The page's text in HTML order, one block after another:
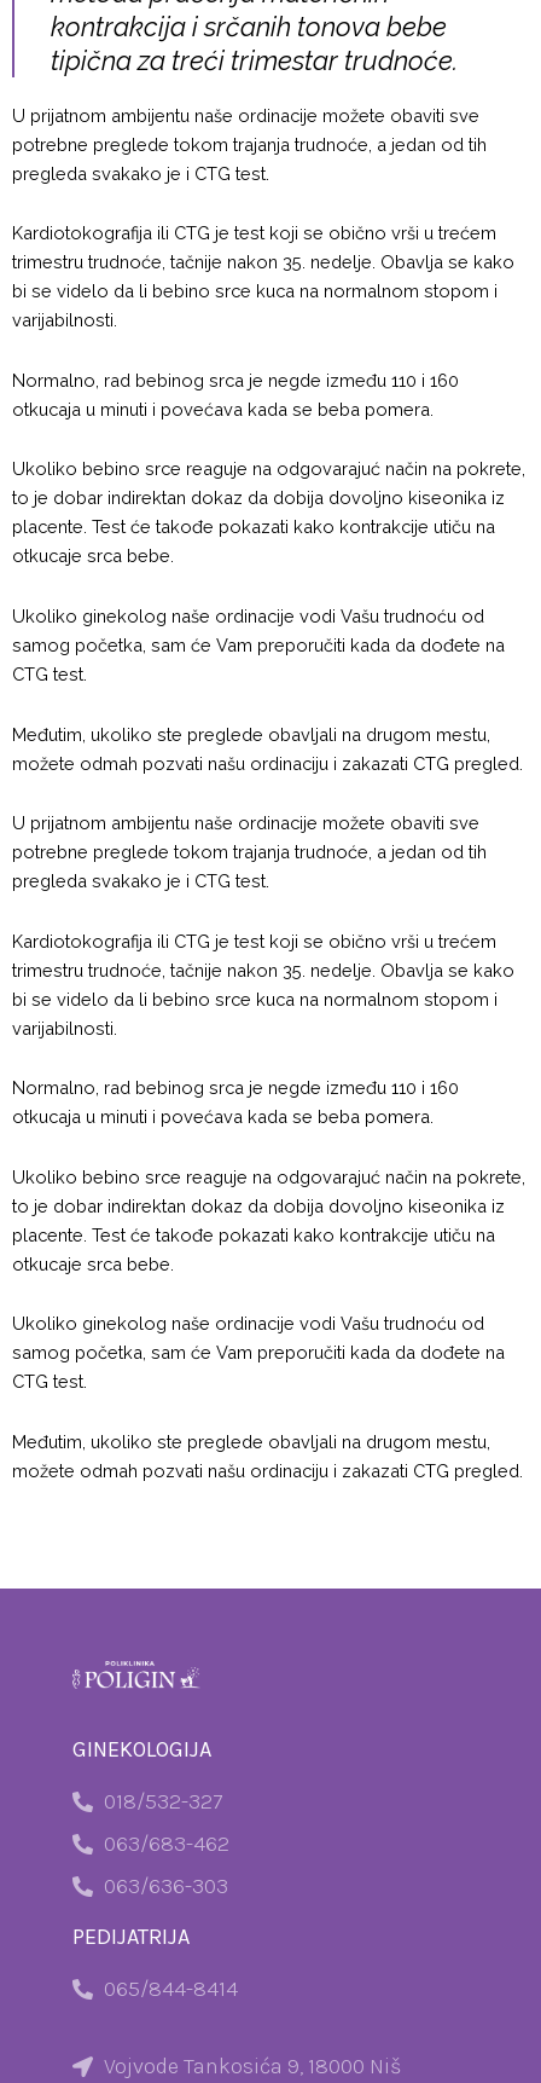
kontrakcija i srčanih tonova bebe
tipična za treći trimestar trudnoće.
U prijatnom ambijentu naše ordinacije možete obaviti sve
potrebne preglede tokom trajanja trudnoće, a jedan od tih
pregleda svakako je i CTG test.
Kardiotokografija ili CTG je test koji se obično vrši u trećem
trimestru trudnoće, tačnije nakon 35. nedelje. Obavlja se kako
bi se videlo da li bebino srce kuca na normalnom stopom i
varijabilnosti.
Normalno, rad bebinog srca je negde između 110 i 160
otkucaja u minuti i povećava kada se beba pomera.
Ukoliko bebino srce reaguje na odgovarajuć način na pokrete,
to je dobar indirektan dokaz da dobija dovoljno kiseonika iz
placente. Test će takođe pokazati kako kontrakcije utiču na
otkucaje srca bebe.
Ukoliko ginekolog naše ordinacije vodi Vašu trudnoću od
samog početka, sam će Vam preporučiti kada da dođete na
CTG test.
Međutim, ukoliko ste preglede obavljali na drugom mestu,
možete odmah pozvati našu ordinaciju i zakazati CTG pregled.
U prijatnom ambijentu naše ordinacije možete obaviti sve
potrebne preglede tokom trajanja trudnoće, a jedan od tih
pregleda svakako je i CTG test.
Kardiotokografija ili CTG je test koji se obično vrši u trećem
trimestru trudnoće, tačnije nakon 35. nedelje. Obavlja se kako
bi se videlo da li bebino srce kuca na normalnom stopom i
varijabilnosti.
Normalno, rad bebinog srca je negde između 110 i 160
otkucaja u minuti i povećava kada se beba pomera.
Ukoliko bebino srce reaguje na odgovarajuć način na pokrete,
to je dobar indirektan dokaz da dobija dovoljno kiseonika iz
placente. Test će takođe pokazati kako kontrakcije utiču na
otkucaje srca bebe.
Ukoliko ginekolog naše ordinacije vodi Vašu trudnoću od
samog početka, sam će Vam preporučiti kada da dođete na
CTG test.
Međutim, ukoliko ste preglede obavljali na drugom mestu,
možete odmah pozvati našu ordinaciju i zakazati CTG pregled.
GINEKOLOGIJA
018/532-327
063/683-462
063/636-303
PEDIJATRIJA
065/844-8414
Vojvode Tankosića 9, 18000 Niš